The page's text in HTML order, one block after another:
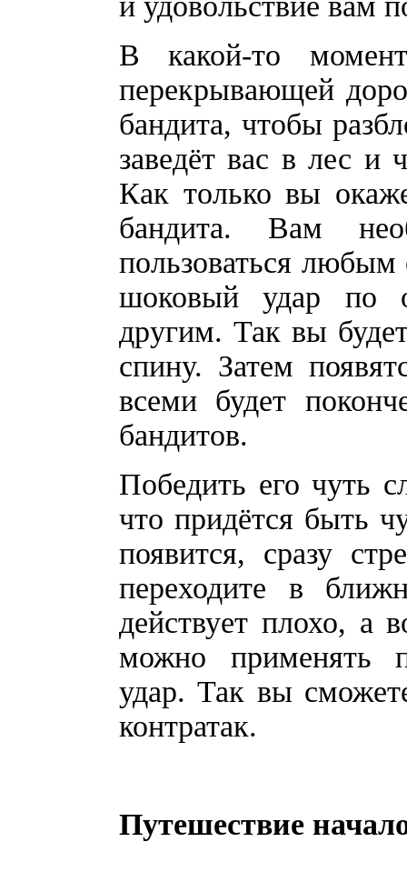
В какой-то
перекрывающей
бандита, чтобы
заведёт вас в лес и
Как только вы
бандита. Вам
пользоваться
шоковый удар по
другим. Так вы
спину. Затем
всеми будет
бандитов.
Победить его чуть
что придётся быть
появится, сразу
переходите в
действует плохо, а
можно применять
удар. Так вы
контратак.
Путешествие